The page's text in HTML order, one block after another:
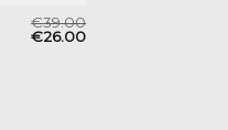
€39.00
€26.00